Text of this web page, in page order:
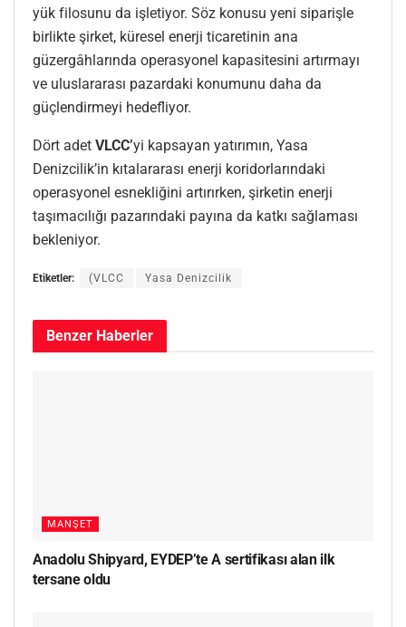
yük filosunu da işletiyor. Söz konusu yeni siparişle
birlikte şirket, küresel enerji ticaretinin ana
güzergâhlarında operasyonel kapasitesini artırmayı
ve uluslararası pazardaki konumunu daha da
güçlendirmeyi hedefliyor.
Dört adet VLCC’yi kapsayan yatırımın, Yasa
Denizcilik’in kıtalararası enerji koridorlarındaki
operasyonel esnekliğini artırırken, şirketin enerji
taşımacılığı pazarındaki payına da katkı sağlaması
bekleniyor.
Etiketler: (VLCC Yasa Denizcilik
Benzer Haberler
MANŞET
Anadolu Shipyard, EYDEP’te A sertifikası alan ilk
tersane oldu